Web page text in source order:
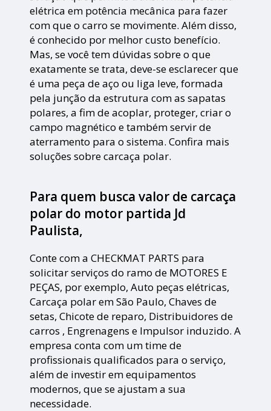
elétrica em potência mecânica para fazer
com que o carro se movimente. Além disso,
é conhecido por melhor custo benefício.
Mas, se você tem dúvidas sobre o que
exatamente se trata, deve-se esclarecer que
é uma peça de aço ou liga leve, formada
pela junção da estrutura com as sapatas
polares, a fim de acoplar, proteger, criar o
campo magnético e também servir de
aterramento para o sistema. Confira mais
soluções sobre carcaça polar.
Para quem busca valor de carcaça
polar do motor partida Jd
Paulista,
Conte com a CHECKMAT PARTS para
solicitar serviços do ramo de MOTORES E
PEÇAS, por exemplo, Auto peças elétricas,
Carcaça polar em São Paulo, Chaves de
setas, Chicote de reparo, Distribuidores de
carros , Engrenagens e Impulsor induzido. A
empresa conta com um time de
profissionais qualificados para o serviço,
além de investir em equipamentos
modernos, que se ajustam a sua
necessidade.